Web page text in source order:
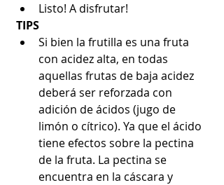
Listo! A disfrutar!
TIPS
Si bien la frutilla es una fruta
con acidez alta, en todas
aquellas frutas de baja acidez
deberá ser reforzada con
adición de ácidos (jugo de
limón o cítrico). Ya que el ácido
tiene efectos sobre la pectina
de la fruta. La pectina se
encuentra en la cáscara y